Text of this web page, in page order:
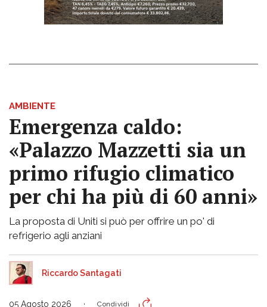
AMBIENTE
Emergenza caldo:
«Palazzo Mazzetti sia un
primo rifugio climatico
per chi ha più di 60 anni»
La proposta di Uniti si può per offrire un po' di
refrigerio agli anziani
Riccardo Santagati
05 Agosto 2026 Condividi